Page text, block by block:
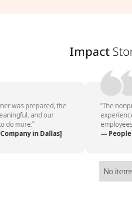
Impact
was prepared, the
and our
more.”
in Dallas]
“The
— People
No